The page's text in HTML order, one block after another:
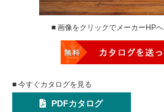
■ 画像をクリックでメーカーHPへ
■ 今すぐカタログを見る
PDFカタログ